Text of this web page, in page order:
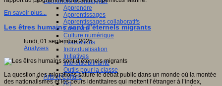
Apprendre
Apprentissages
Apprentissages collaboratifs
Créativité
Culture numérique
Evaluations
Individualisation
Initiatives
Interdisciplinarité
Outils pour la classe
Arts et Culture
Art
En savoir plus...
Les êtres humains sont d’éternels migrants
lundi, 01 septembre 2025
Analyses
La question des migrations sature le débat public dans un monde où la montée
des nationalismes et les peurs identitaires qui mettent l’étranger à l’index,